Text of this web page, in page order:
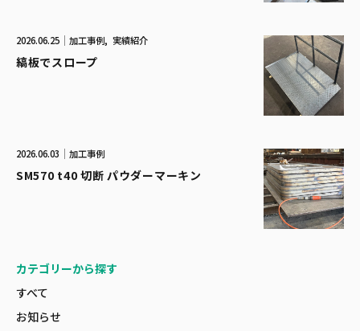
2026.06.25 加工事例 実績紹介
縞板でスロープ
2026.06.03 加工事例
SM570 t40 切断 パウダーマーキン
カテゴリーから探す
すべて
お知らせ